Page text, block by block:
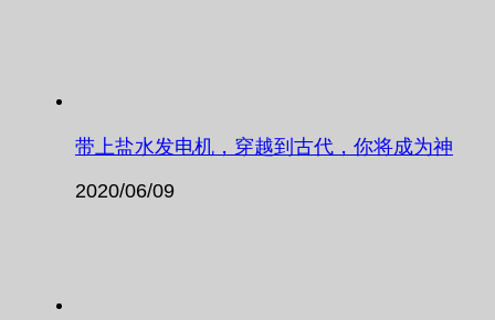
带上盐水发电机，穿越到古代，你将成为神
2020/06/09